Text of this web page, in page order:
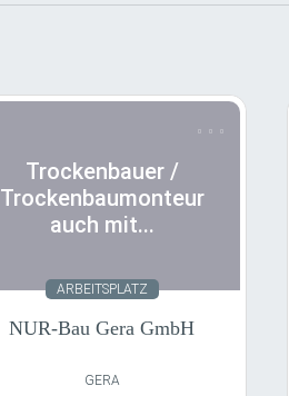
Trockenbauer /
Trockenbaumonteur
auch mit...
ARBEITSPLATZ
NUR-Bau Gera GmbH
GERA
Vollzeit
Stundenlohn